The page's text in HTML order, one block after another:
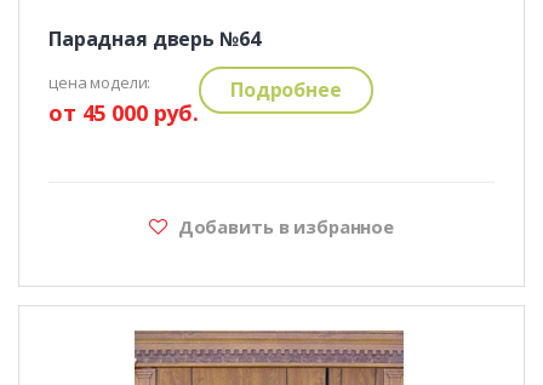
Парадная дверь №64
цена модели:
от 45 000 руб.
Подробнее
Добавить в избранное